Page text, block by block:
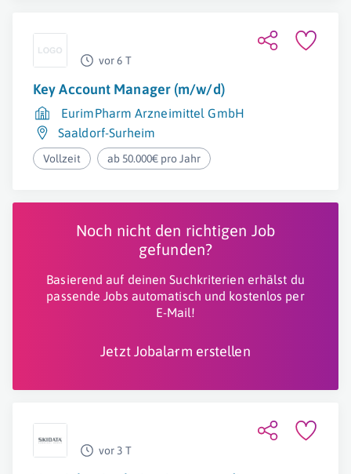
vor 6 T
Key Account Manager (m/w/d)
EurimPharm Arzneimittel GmbH
Saaldorf-Surheim
Vollzeit ab 50.000€ pro Jahr
Noch nicht den richtigen Job
gefunden?
Basierend auf deinen Suchkriterien erhälst du
passende Jobs automatisch und kostenlos per
E-Mail!
Jetzt Jobalarm erstellen
vor 3 T